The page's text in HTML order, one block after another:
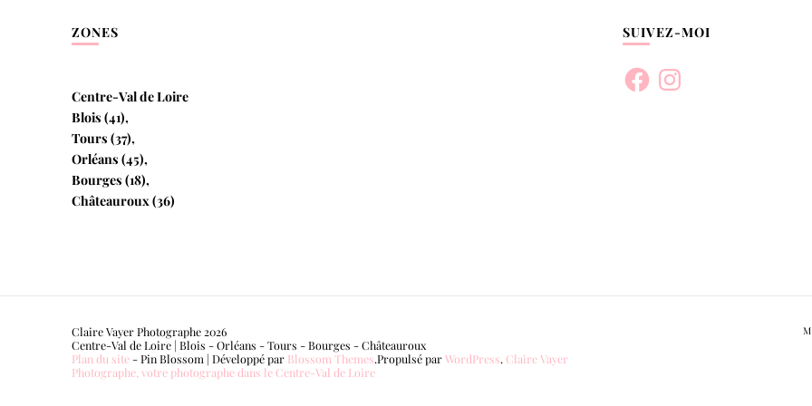
ZONES
Centre-Val de Loire
Blois (41),
Tours (37),
Orléans (45),
Bourges (18),
Châteauroux (36)
SUIVEZ-MOI
FacebookInstagram
Claire Vayer Photographe 2026
Centre-Val de Loire | Blois - Orléans - Tours - Bourges - Châteauroux
Plan du site-Pin Blossom | Développé par Blossom Themes.Propulsé parWordPress. Claire Vayer
Photographe, votre photographe dans le Centre-Val de Loire